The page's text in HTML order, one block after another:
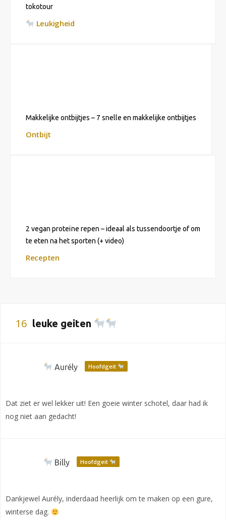
tokotour
Leukigheid
Makkelijke ontbijtjes – 7 snelle en makkelijke ontbijtjes
Ontbijt
2 vegan proteïne repen – ideaal als tussendoortje of om
te eten na het sporten (+ video)
Recepten
16 leuke geiten
Aurély Hoofdgeit
Dat ziet er wel lekker uit! Een goeie winter schotel, daar had ik
nog niet aan gedacht!
Billy Hoofdgeit
Dankjewel Aurély, inderdaad heerlijk om te maken op een gure,
winterse dag.